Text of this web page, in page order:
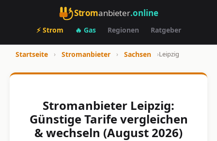
Stromanbieter.online
⚡ Strom 🔥 Gas Regionen Ratgeber
Startseite › Stromanbieter › Sachsen ›Leipzig
Stromanbieter Leipzig:
Günstige Tarife vergleichen
& wechseln (August 2026)